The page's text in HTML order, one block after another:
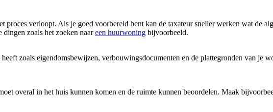
verloopt. Als je goed voorbereid bent kan de taxateur sneller werken wat de
zoals het zoeken naareen huurwoning bijvoorbeeld.
zoals eigendomsbewijzen, verbouwingsdocumenten en de plattegronden van je
overal in het huis kunnen komen en de ruimte kunnen beoordelen. Maak